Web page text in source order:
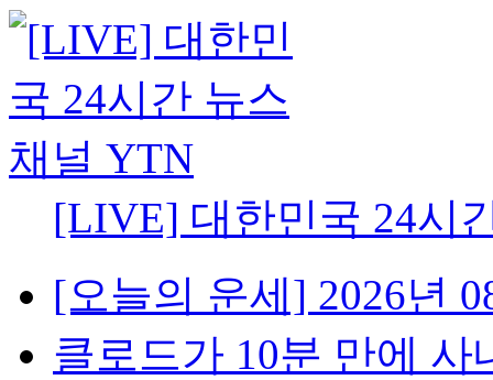
[LIVE] 대한민국 24시
[오늘의 운세] 2026년
클로드가 10분 만에 사